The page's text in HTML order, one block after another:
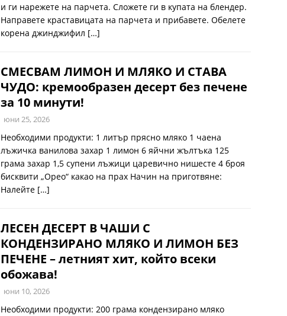
и ги нарежете на парчета. Сложете ги в купата на блендер.
Направете краставицата на парчета и прибавете. Обелете
корена джинджифил […]
СМЕСВАМ ЛИМОН И МЛЯКО И СТАВА
ЧУДО: кремообразен десерт без печене
за 10 минути!
юни 25, 2026
Необходими продукти: 1 литър прясно мляко 1 чаена
лъжичка ванилова захар 1 лимон 6 яйчни жълтъка 125
грама захар 1,5 супени лъжици царевично нишесте 4 броя
бисквити „Орео“ какао на прах Начин на приготвяне:
Налейте […]
ЛЕСЕН ДЕСЕРТ В ЧАШИ С
КОНДЕНЗИРАНО МЛЯКО И ЛИМОН БЕЗ
ПЕЧЕНЕ – летният хит, който всеки
обожава!
юни 10, 2026
Необходими продукти: 200 грама кондензирано мляко